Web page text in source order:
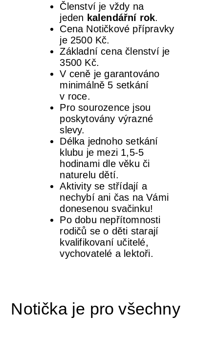
Členství je vždy na
jeden kalendářní rok.
Cena Notičkové přípravky
je 2500 Kč.
Základní cena členství je
3500 Kč.
V ceně je garantováno
minimálně 5 setkání
v roce.
Pro sourozence jsou
poskytovány výrazné
slevy.
Délka jednoho setkání
klubu je mezi 1,5-5
hodinami dle věku či
naturelu dětí.
Aktivity se střídají a
nechybí ani čas na Vámi
donesenou svačinku!
Po dobu nepřítomnosti
rodičů se o děti starají
kvalifikovaní učitelé,
vychovatelé a lektoři.
Notička je pro všechny